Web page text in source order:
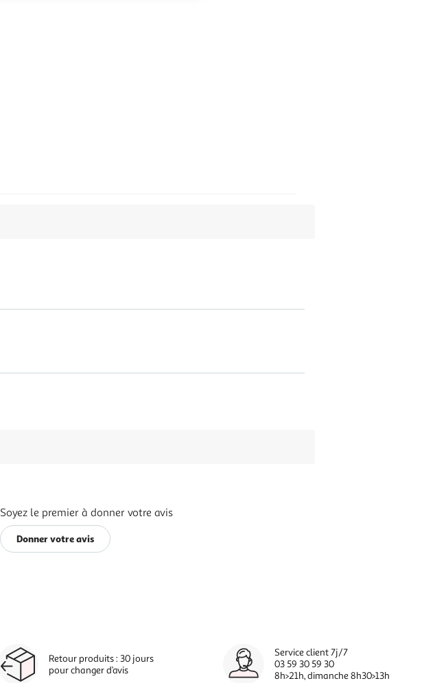
Soyez le premier à donner votre avis
Donner votre avis
Retour produits : 30 jours
pour changer d’avis
Service client 7j/7
03 59 30 59 30
8h>21h, dimanche 8h30>13h